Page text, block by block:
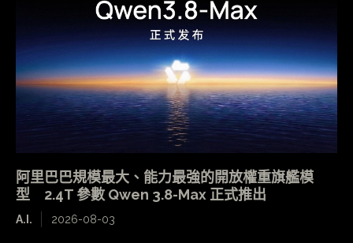
阿里巴巴規模最大、能力最強的開放權重旗艦模
型 2.4T 參數 Qwen 3.8-Max 正式推出
A.I. 2026-08-03